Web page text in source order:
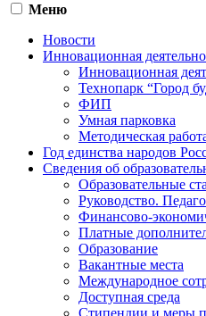
Меню
Новости
Инновационная
Инновационная
Технопарк “Город
ФИП
Умная парковка
Методическая
Год единства народов
Сведения об
Образовательные
Руководство.
Финансово-
Платные
Образование
Вакантные места
Международное
Доступная среда
Стипендии и меры